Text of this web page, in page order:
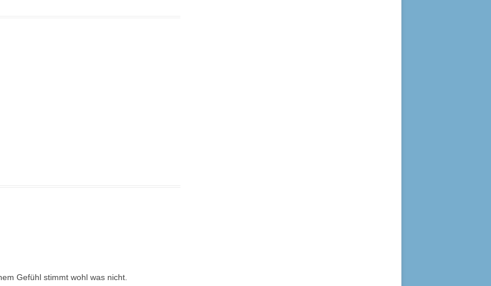
Gefühl stimmt wohl was nicht.